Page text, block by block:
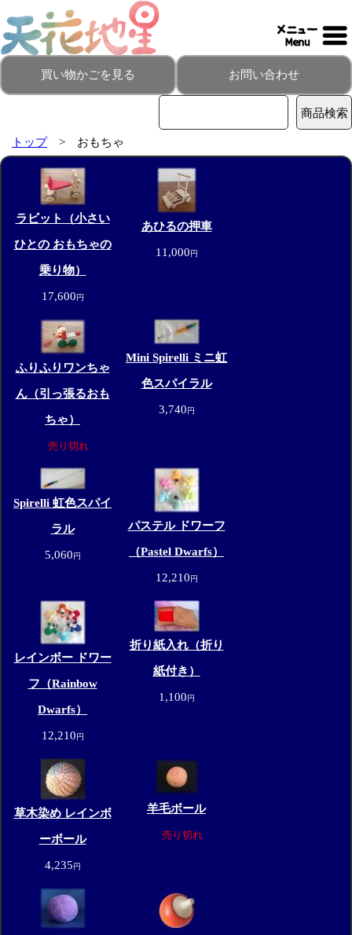
買い物かごを見る お問い合わせ
トップ> おもちゃ
ラビット（小さい
ひとの おもちゃの
乗り物）
17,600円
あひるの押車
11,000円
ふりふりワンちゃ
ん（引っ張るおも
ちゃ）
売り切れ
Mini Spirelli ミニ虹
色スパイラル
3,740円
Spirelli 虹色スパイ
ラル
5,060円
パステル ドワーフ
（Pastel Dwarfs）
12,210円
レインボー ドワー
フ（Rainbow
Dwarfs）
12,210円
折り紙入れ（折り
紙付き）
1,100円
草木染め レインボ
ーボール
4,235円
羊毛ボール
売り切れ